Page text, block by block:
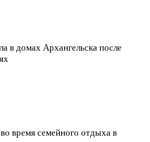
в домах Архангельска после
время семейного отдыха в